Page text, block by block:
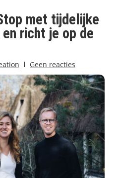
met tijdelijke
richt je op de
Geen reacties